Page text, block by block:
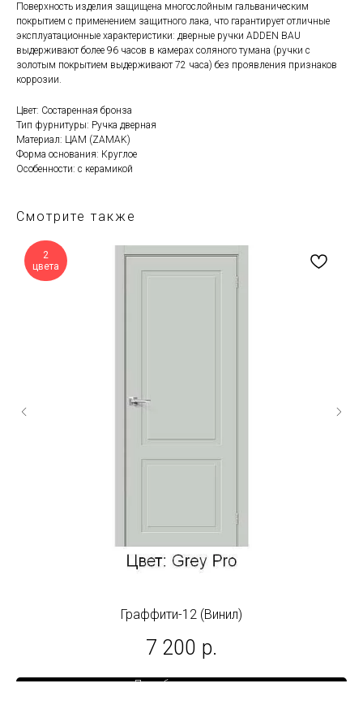
Поверхность изделия защищена многослойным гальваническим
покрытием с применением защитного лака, что гарантирует отличные
эксплуатационные характеристики: дверные ручки ADDEN BAU
выдерживают более 96 часов в камерах соляного тумана (ручки с
золотым покрытием выдерживают 72 часа) без проявления признаков
коррозии.
Цвет: Состаренная бронза
Тип фурнитуры: Ручка дверная
Материал: ЦАМ (ZAMAK)
Форма основания: Круглое
Особенности: с керамикой
Смотрите также
2
цвета
Граффити-12 (Винил)
7 200 р.
Подробнее о товаре